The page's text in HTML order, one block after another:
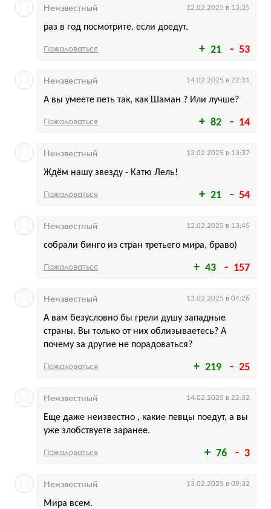
21 53
раз в год посмотрите. если доедут.
Неизвестный 12.02.2025 в 13:35
Пожаловаться
82 14
А вы умеете петь так, как Шаман ? Или лучше?
Неизвестный 14.02.2025 в 22:31
Пожаловаться
21 54
Ждём нашу звезду - Катю Лель!
Неизвестный 12.02.2025 в 13:37
Пожаловаться
43 157
собрали бинго из стран третьего мира, браво)
Неизвестный 12.02.2025 в 13:45
Пожаловаться
219 25
А вам безусловно бы грели душу западные
страны. Вы только от них облизываетесь? А
почему за другие не порадоваться?
Неизвестный 13.02.2025 в 04:26
Пожаловаться
76 3
Еще даже неизвестно , какие певцы поедут, а вы
уже злобствуете заранее.
Неизвестный 14.02.2025 в 22:32
Пожаловаться
Мира всем.
Неизвестный 13.02.2025 в 09:32